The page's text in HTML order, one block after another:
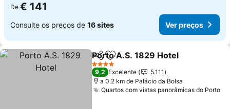
De € 141
Consulte os preços de 16 sites Ver preços
PartilharAdicionar aos favoritos
Porto A.S. 1829 Hotel
4 Estrelas
9,2 Excelente
5.111
a 0.2 km de Palácio da Bolsa
Quartos com vistas panorâmicas do Porto